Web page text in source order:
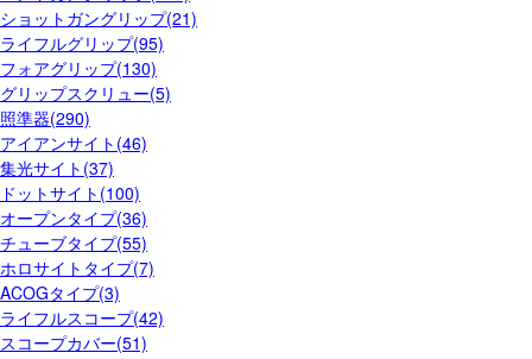
ショットガングリップ(21)
ライフルグリップ(95)
フォアグリップ(130)
グリップスクリュー(5)
照準器(290)
アイアンサイト(46)
集光サイト(37)
ドットサイト(100)
オープンタイプ(36)
チューブタイプ(55)
ホロサイトタイプ(7)
ACOGタイプ(3)
ライフルスコープ(42)
スコープカバー(51)